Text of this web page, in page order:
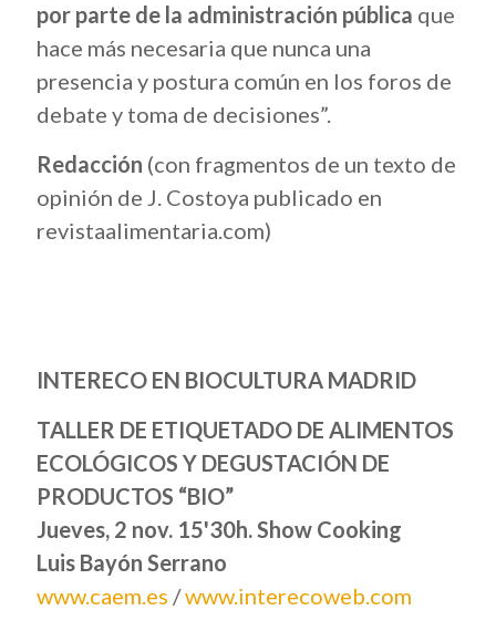
por parte de la administración pública que
hace más necesaria que nunca una
presencia y postura común en los foros de
debate y toma de decisiones”.
Redacción (con fragmentos de un texto de
opinión de J. Costoya publicado en
revistaalimentaria.com)
INTERECO EN BIOCULTURA MADRID
TALLER DE ETIQUETADO DE ALIMENTOS
ECOLÓGICOS Y DEGUSTACIÓN DE
PRODUCTOS “BIO”
Jueves, 2 nov. 15'30h. Show Cooking
Luis Bayón Serrano
www.caem.es /www.interecoweb.com